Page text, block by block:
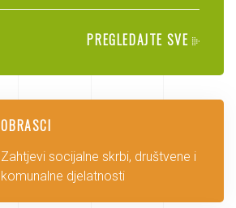
PREGLEDAJTE SVE
OBRASCI
Zahtjevi socijalne skrbi, društvene i
komunalne djelatnosti